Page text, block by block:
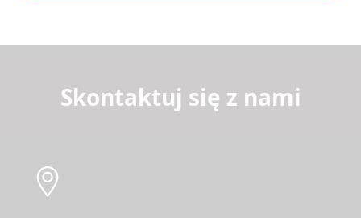
Skontaktuj się z nami